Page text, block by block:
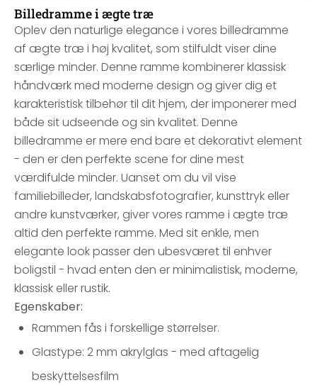
Billedramme i ægte træ
Oplev den naturlige elegance i vores billedramme
af ægte træ i høj kvalitet, som stilfuldt viser dine
særlige minder. Denne ramme kombinerer klassisk
håndværk med moderne design og giver dig et
karakteristisk tilbehør til dit hjem, der imponerer med
både sit udseende og sin kvalitet. Denne
billedramme er mere end bare et dekorativt element
- den er den perfekte scene for dine mest
værdifulde minder. Uanset om du vil vise
familiebilleder, landskabsfotografier, kunsttryk eller
andre kunstværker, giver vores ramme i ægte træ
altid den perfekte ramme. Med sit enkle, men
elegante look passer den ubesværet til enhver
boligstil - hvad enten den er minimalistisk, moderne,
klassisk eller rustik.
Egenskaber:
Rammen fås i forskellige størrelser.
Glastype: 2 mm akrylglas - med aftagelig
beskyttelsesfilm